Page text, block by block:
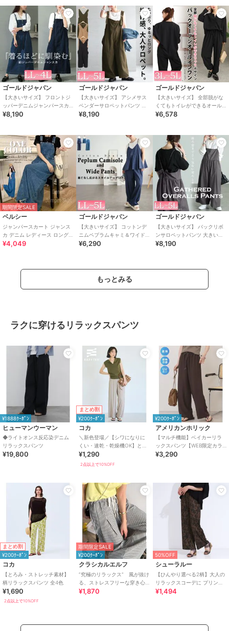
ゴールドジャパン
【大きいサイズ】 フロントジ
ッパーデニムジャンパースカ
ート 大きいサイズ レディース
¥8,190
ゴールドジャパン
【大きいサイズ】 アシメサス
ペンダーサロペットパンツ 大
きいサイズ レディース オール
¥8,190
ゴールドジャパン
【大きいサイズ】 全部脱がな
くてもトイレができるオール
インワン 大きいサイズ レディ
¥6,578
期間限定SALE
ベルシー
ジャンパースカート ジャンス
カ デニム レディース ロング
デニムワンピース 大きいサイ
¥4,049
ゴールドジャパン
【大きいサイズ】 コットンデ
ニムペプラムキャミ＆ワイド
パンツ2点セット レディース
¥6,290
ゴールドジャパン
【大きいサイズ】 バックリボ
ンサロペットパンツ 大きいサ
イズ レディース パンツ オール
¥8,190
もっとみる
ラクに穿けるリラックスパンツ
¥1888ｸｰﾎﾟﾝ
ヒューマンウーマン
◆ライトオンス反応染デニム
リラックスパンツ
¥19,800
まとめ割
¥200ｸｰﾎﾟﾝ
コカ
＼新色登場／【シワになりに
くい・速乾・乾燥機OK】とろ
みリブリラックスパンツ 全4色
¥1,290
2点以上で10%OFF
¥200ｸｰﾎﾟﾝ
アメリカンホリック
【マルチ機能】ベイカーリラ
ックスパンツ【WEB限定カラ
ー有り】
¥3,290
まとめ割
¥200ｸｰﾎﾟﾝ
コカ
【とろみ・ストレッチ素材】
柄リラックスパンツ 全4色
¥1,690
2点以上で10%OFF
期間限定SALE
¥200ｸｰﾎﾟﾝ
クラシカルエルフ
”究極のリラックス” 風が抜け
る、ストレスフリーな穿き心
地。サッカー素材タックワイ
¥1,870
50%OFF
シューラルー
【ひんやり選べる2柄】大人の
リラックスコーデに プリント
柄パンツ
¥1,494